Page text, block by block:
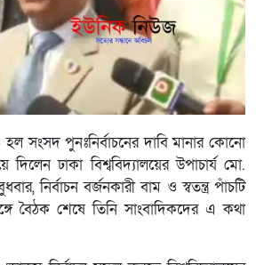
সংসদ পুনঃনির্বাচনের দাবি মানার কোনো
ঢাকা বিশ্ববিদ্যালয়ের উপাচার্য মো.
নির্বাচন বর্জনকারী বাম ও স্বতন্ত্র পাঁচটি
বৈঠক শেষে তিনি সাংবাদিকদের এ কথা